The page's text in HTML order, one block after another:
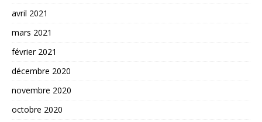
avril 2021
mars 2021
février 2021
décembre 2020
novembre 2020
octobre 2020